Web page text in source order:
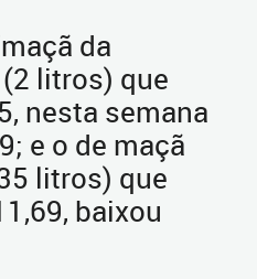
da
litros) que
nesta semana
e o de maçã
litros) que
baixou